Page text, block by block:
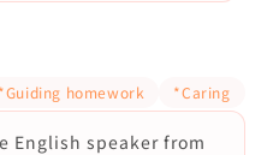
*Guiding homework *Caring
English speaker from